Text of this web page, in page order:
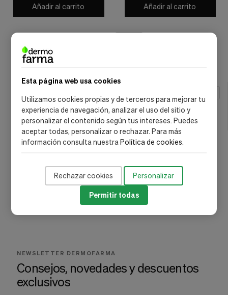
Esta página web usa cookies
Utilizamos cookies propias y de terceros para mejorar tu
experiencia de navegación, analizar el uso del sitio y
personalizar el contenido según tus intereses. Puedes
aceptar todas, personalizar o rechazar. Para más
información consulta nuestraPolítica de cookies.
Rechazar cookies Personalizar
Permitir todas
Añadir al carrito Añadir al carrito
Neutrogena
NEWSLETTER DERMOFARMA
Consejos, novedades y descuentos
exclusivos